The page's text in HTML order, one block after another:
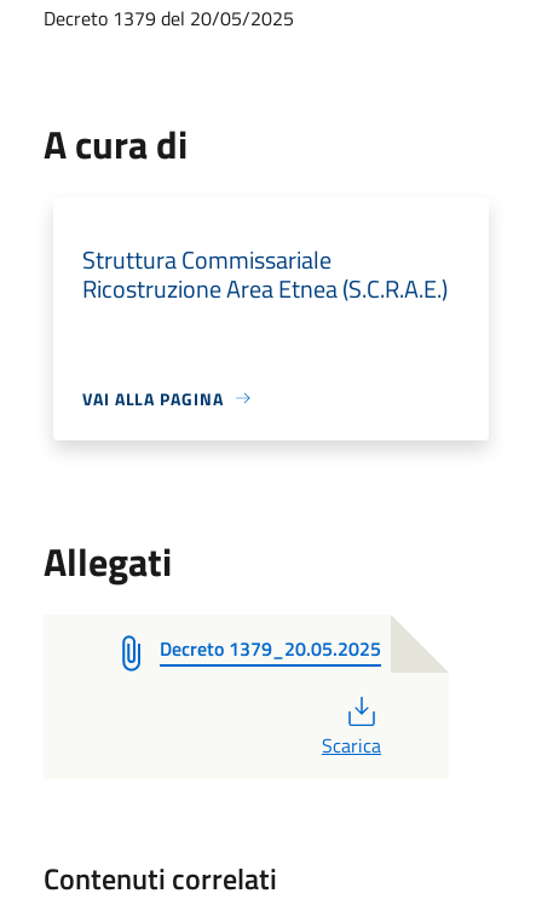
Decreto 1379 del 20/05/2025
A cura di
Struttura Commissariale
Ricostruzione Area Etnea (S.C.R.A.E.)
VAI ALLA PAGINA
Allegati
Decreto 1379_20.05.2025
Scarica
Contenuti correlati